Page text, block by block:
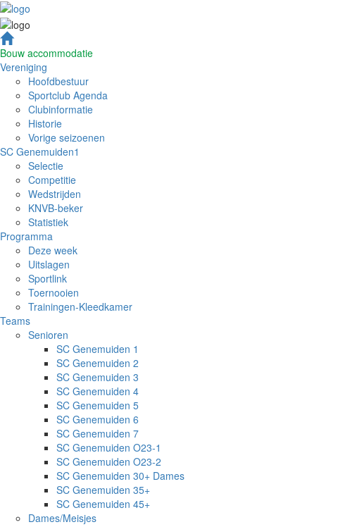
Bouw accommodatie
Vereniging
Hoofdbestuur
Sportclub Agenda
Clubinformatie
Historie
Vorige seizoenen
SC Genemuiden1
Selectie
Competitie
Wedstrijden
KNVB-beker
Statistiek
Programma
Deze week
Uitslagen
Sportlink
Toernooien
Trainingen-Kleedkamer
Teams
Senioren
SC Genemuiden 1
SC Genemuiden 2
SC Genemuiden 3
SC Genemuiden 4
SC Genemuiden 5
SC Genemuiden 6
SC Genemuiden 7
SC Genemuiden O23-1
SC Genemuiden O23-2
SC Genemuiden 30+ Dames
SC Genemuiden 35+
SC Genemuiden 45+
Dames/Meisjes